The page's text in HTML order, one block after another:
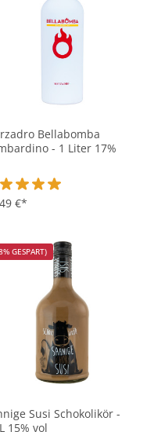
von 5 Sternen
Bellabomba
- 1 Liter 17%
Bewertung
€*
GESPART)
Susi Schokolikör -
15% vol